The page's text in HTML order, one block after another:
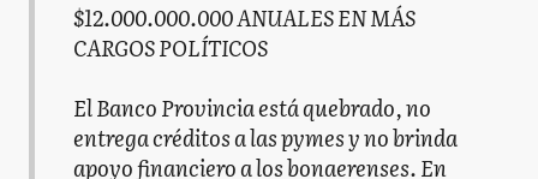
$12.000.000.000 ANUALES EN MÁS
CARGOS POLÍTICOS
El Banco Provincia está quebrado, no
entrega créditos a las pymes y no brinda
apoyo financiero a los bonaerenses. En